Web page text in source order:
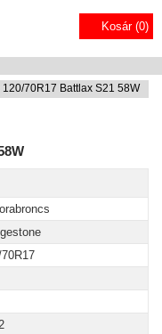
Kosár (0)
70R17 Battlax S21 58W